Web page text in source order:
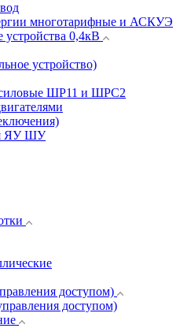
многотарифные и АСКУЭ
0,4кВ
устройство)
ШР11 и ШРС2
ЯУ ШУ
доступом)
доступом)